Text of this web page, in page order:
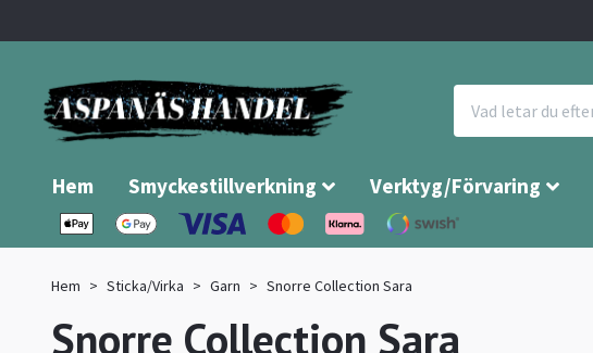
Hem Smyckestillverkning Verktyg/Förvaring
Hem Sticka/Virka Garn Snorre Collection Sara
Snorre Collection Sara